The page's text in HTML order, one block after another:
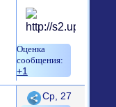
+1
Поделиться
Ср, 27